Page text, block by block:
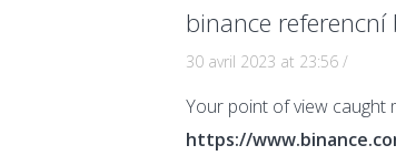
binance referencní
30 avril 2023 at 23:56 /
Your point of view caught
https://